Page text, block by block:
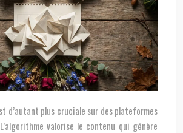
d’autant plus cruciale sur des plateformes
valorise le contenu qui génère